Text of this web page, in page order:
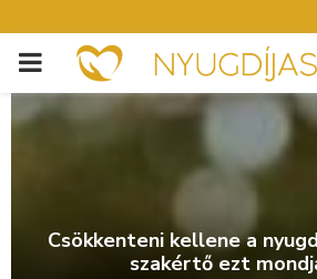
PRIMARY
MENU
Csökkenteni kellene a
szakértő ezt